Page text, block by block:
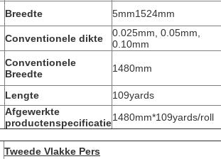
Breedte 5mm1524mm
Conventionele dikte
0.025mm, 0.05mm,
0.10mm
Conventionele
Breedte
1480mm
Lengte
109yards
Afgewerkte
productenspecificatie1480mm*109yards/roll
Tweede Vlakke Pers